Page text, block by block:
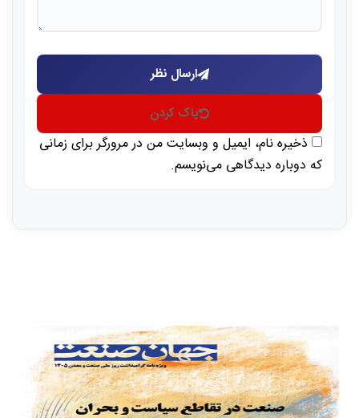
ارسال نظر
پاک کردن
ذخیره نام، ایمیل و وبسایت من در مرورگر برای زمانی
که دوباره دیدگاهی می‌نویسم.